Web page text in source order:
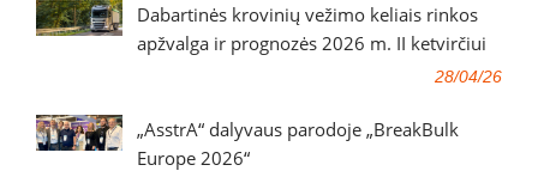
Dabartinės krovinių vežimo keliais rinkos
apžvalga ir prognozės 2026 m. II ketvirčiui
28/04/26
„AsstrA“ dalyvaus parodoje „BreakBulk
Europe 2026“